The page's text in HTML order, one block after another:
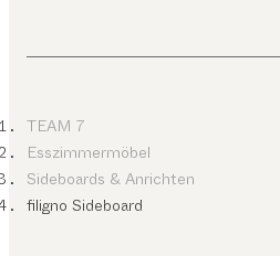
TEAM 7
Esszimmermöbel
Sideboards & Anrichten
filigno Sideboard